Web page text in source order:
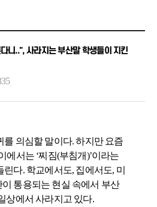
니..", 사라지는 부산말 학생들이 지킨
를 의심할 말이다. 하지만 요즘
에서는 ‘찌짐(부침개)’이라는
다. 학교에서도, 집에서도, 미
통용되는 현실 속에서 부산
상에서 사라지고 있다.